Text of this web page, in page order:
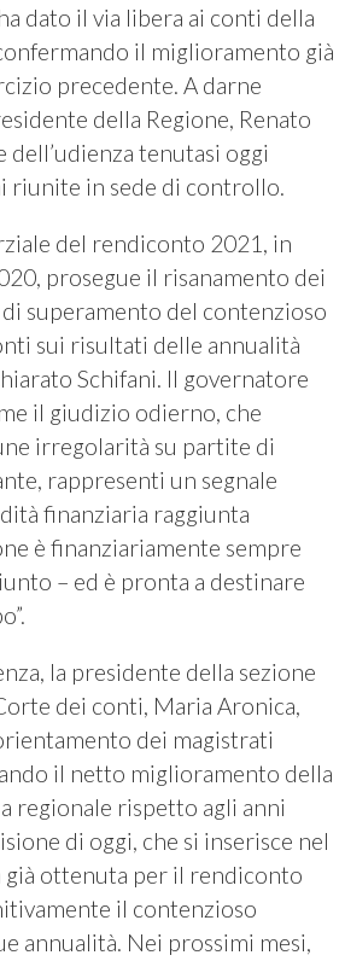
dato il via libera ai conti della
il miglioramento già
precedente. A darne
della Regione, Renato
dell’udienza tenutasi oggi
riunite in sede di controllo.
del rendiconto 2021, in
prosegue il risanamento dei
superamento del contenzioso
sui risultati delle annualità
Schifani. Il governatore
il giudizio odierno, che
irregolarità su partite di
rappresenti un segnale
finanziaria raggiunta
è finanziariamente sempre
– ed è pronta a destinare
la presidente della sezione
dei conti, Maria Aronica,
dei magistrati
il netto miglioramento della
regionale rispetto agli anni
di oggi, che si inserisce nel
già ottenuta per il rendiconto
il contenzioso
annualità. Nei prossimi mesi,